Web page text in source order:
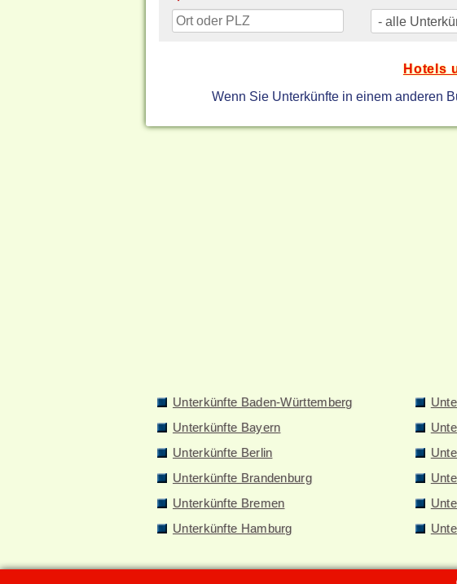
Hotels
Wenn Sie Unterkünfte in einem anderen
Unterkünfte Baden-Württemberg
Unterkünfte Bayern
Unterkünfte Berlin
Unterkünfte Brandenburg
Unterkünfte Bremen
Unterkünfte Hamburg